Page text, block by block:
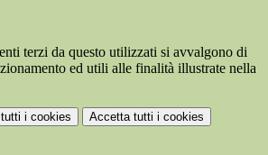
terzi da questo utilizzati si avvalgono di
ed utili alle finalità illustrate nella
i cookies Accetta tutti i cookies